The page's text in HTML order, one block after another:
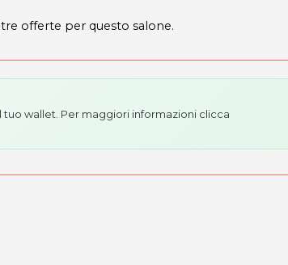
offerte per questo salone.
tuo wallet. Per maggiori informazioni clicca